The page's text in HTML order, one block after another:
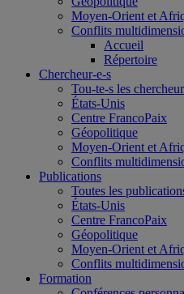
Moyen-Orient et
Conflits
Accueil
Répertoire
Chercheur-e-s
Tou-te-s les
États-Unis
Centre FrancoPaix
Géopolitique
Moyen-Orient et
Conflits
Publications
Toutes les
États-Unis
Centre FrancoPaix
Géopolitique
Moyen-Orient et
Conflits
Formation